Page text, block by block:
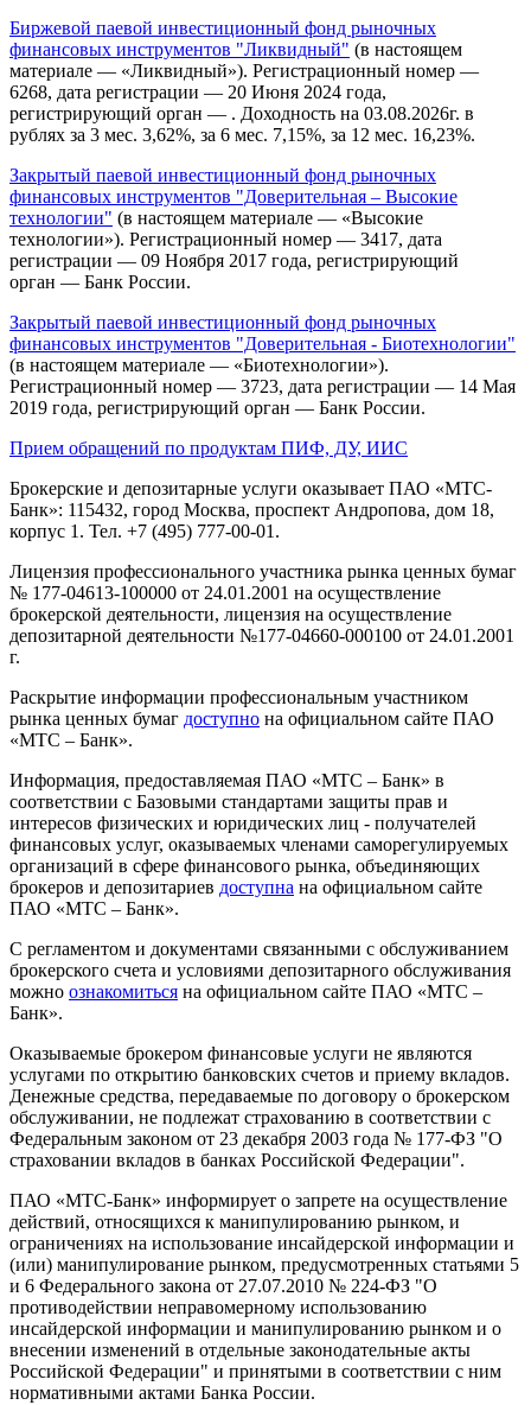
Биржевой паевой инвестиционный фонд рыночных
финансовых инструментов "Ликвидный" (в настоящем
материале — «Ликвидный»). Регистрационный номер —
6268, дата регистрации — 20 Июня 2024 года,
регистрирующий орган — . Доходность на 03.08.2026г. в
рублях за 3 мес. 3,62%, за 6 мес. 7,15%, за 12 мес. 16,23%.
Закрытый паевой инвестиционный фонд рыночных
финансовых инструментов "Доверительная – Высокие
технологии" (в настоящем материале — «Высокие
технологии»). Регистрационный номер — 3417, дата
регистрации — 09 Ноября 2017 года, регистрирующий
орган — Банк России.
Закрытый паевой инвестиционный фонд рыночных
финансовых инструментов "Доверительная - Биотехнологии"
(в настоящем материале — «Биотехнологии»).
Регистрационный номер — 3723, дата регистрации — 14 Мая
2019 года, регистрирующий орган — Банк России.
Прием обращений по продуктам ПИФ, ДУ, ИИС
Брокерские и депозитарные услуги оказывает ПАО «МТС-
Банк»: 115432, город Москва, проспект Андропова, дом 18,
корпус 1. Тел. +7 (495) 777-00-01.
Лицензия профессионального участника рынка ценных бумаг
№ 177-04613-100000 от 24.01.2001 на осуществление
брокерской деятельности, лицензия на осуществление
депозитарной деятельности №177-04660-000100 от 24.01.2001
г.
Раскрытие информации профессиональным участником
рынка ценных бумаг доступно на официальном сайте ПАО
«МТС – Банк».
Информация, предоставляемая ПАО «МТС – Банк» в
соответствии с Базовыми стандартами защиты прав и
интересов физических и юридических лиц - получателей
финансовых услуг, оказываемых членами саморегулируемых
организаций в сфере финансового рынка, объединяющих
брокеров и депозитариев доступна на официальном сайте
ПАО «МТС – Банк».
С регламентом и документами связанными с обслуживанием
брокерского счета и условиями депозитарного обслуживания
можно ознакомиться на официальном сайте ПАО «МТС –
Банк».
Оказываемые брокером финансовые услуги не являются
услугами по открытию банковских счетов и приему вкладов.
Денежные средства, передаваемые по договору о брокерском
обслуживании, не подлежат страхованию в соответствии с
Федеральным законом от 23 декабря 2003 года № 177-ФЗ "О
страховании вкладов в банках Российской Федерации".
ПАО «МТС-Банк» информирует о запрете на осуществление
действий, относящихся к манипулированию рынком, и
ограничениях на использование инсайдерской информации и
(или) манипулирование рынком, предусмотренных статьями 5
и 6 Федерального закона от 27.07.2010 № 224-ФЗ "О
противодействии неправомерному использованию
инсайдерской информации и манипулированию рынком и о
внесении изменений в отдельные законодательные акты
Российской Федерации" и принятыми в соответствии с ним
нормативными актами Банка России.